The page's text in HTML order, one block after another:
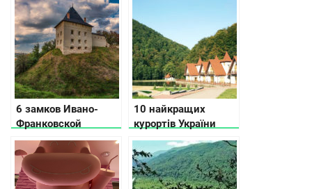
красою
6 замков Ивано-
Франковской
области, о которых
вы точно не
слышали
10 найкращих
курортів України